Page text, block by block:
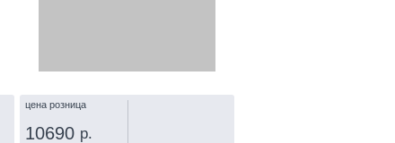
цена розница
10690 р.